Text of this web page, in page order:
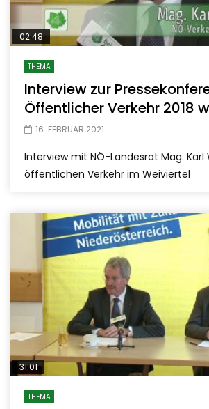
02:48
THEMA
Interview zur
Öffentlicher Verkehr 2018
16. FEBRUAR 2021
Interview mit NÖ-Landesrat Mag. Karl
öffentlichen Verkehr im Weiviertel
31:01
THEMA